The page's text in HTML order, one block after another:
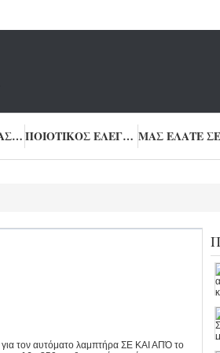
ΓΎΡΟΣ ΕΡΓΟΣΤΑΣΊΩΝ ΠΟΙΟΤΙΚΌΣ ΈΛΕΓΧΟΣ